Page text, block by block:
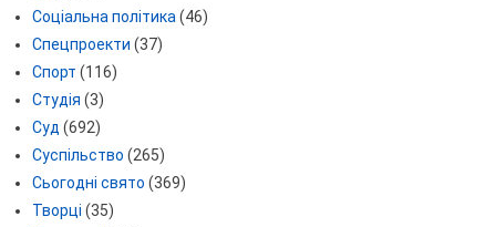
Соціальна політика (46)
Спецпроекти (37)
Спорт (116)
Студія (3)
Суд (692)
Суспільство (265)
Сьогодні свято (369)
Творці (35)